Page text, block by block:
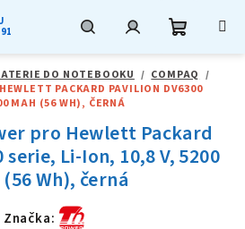
DO NOTEBOOKU / COMPAQ /
PACKARD PAVILION DV6300
MAH (56 WH), ČERNÁ
pro Hewlett Packard
Li-Ion, 10,8 V, 5200
Wh), černá
Značka: